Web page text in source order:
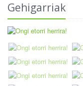
Gehigarriak